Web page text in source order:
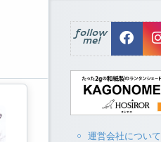
follow
me!
運営会社について